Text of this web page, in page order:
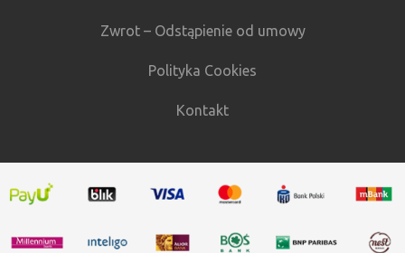
Zwrot – Odstąpienie od umowy
Polityka Cookies
Kontakt